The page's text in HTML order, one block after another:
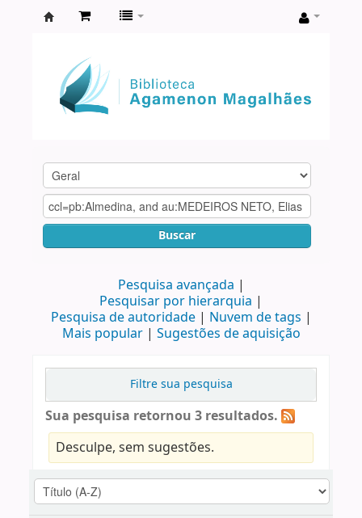
Agamenon
Magalhães
Buscar
Pesquisa avançada
Pesquisar por hierarquia
Pesquisa de autoridade
Nuvem de tags
Mais popular
Sugestões de aquisição
Filtre sua pesquisa
Sua pesquisa retornou 3 resultados.
Desculpe, sem sugestões.